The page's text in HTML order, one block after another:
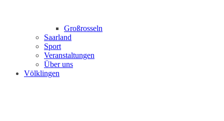
Großrosseln
Saarland
Sport
Veranstaltungen
Über uns
Völklingen